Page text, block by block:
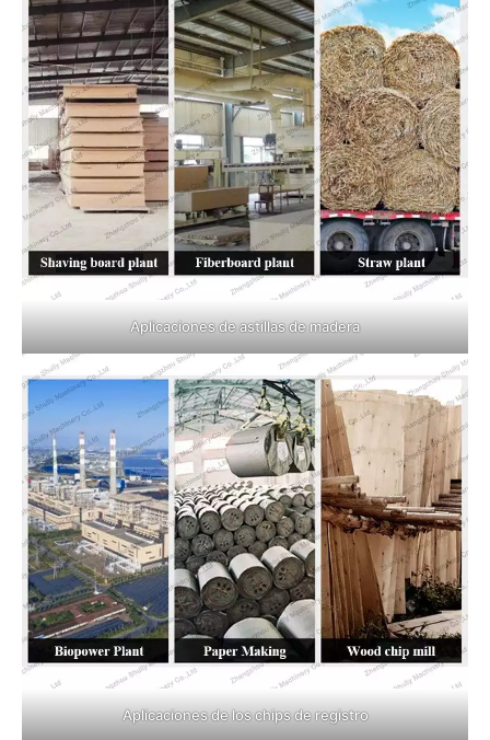
Aplicaciones de astillas de madera
Aplicaciones de los chips de registro